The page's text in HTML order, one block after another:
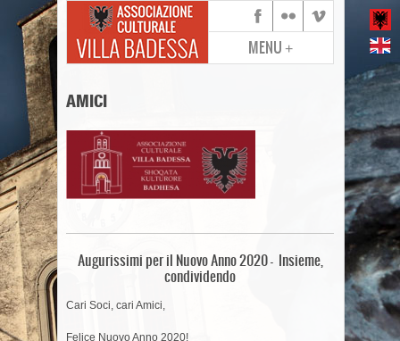
MENU +
AMICI
Augurissimi per il Nuovo Anno 2020 – Insieme,
condividendo
Cari Soci, cari Amici,
Felice Nuovo Anno 2020!